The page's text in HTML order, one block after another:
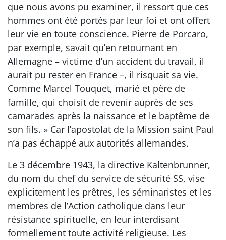
que nous avons pu examiner, il ressort que ces
hommes ont été portés par leur foi et ont offert
leur vie en toute conscience. Pierre de Porcaro,
par exemple, savait qu’en retournant en
Allemagne – victime d’un accident du travail, il
aurait pu rester en France –, il risquait sa vie.
Comme Marcel Touquet, marié et père de
famille, qui choisit de revenir auprès de ses
camarades après la naissance et le baptême de
son fils. » Car l’apostolat de la Mission saint Paul
n’a pas échappé aux autorités allemandes.
Le 3 décembre 1943, la directive Kaltenbrunner,
du nom du chef du service de sécurité SS, vise
explicitement les prêtres, les séminaristes et les
membres de l’Action catholique dans leur
résistance spirituelle, en leur interdisant
formellement toute activité religieuse. Les